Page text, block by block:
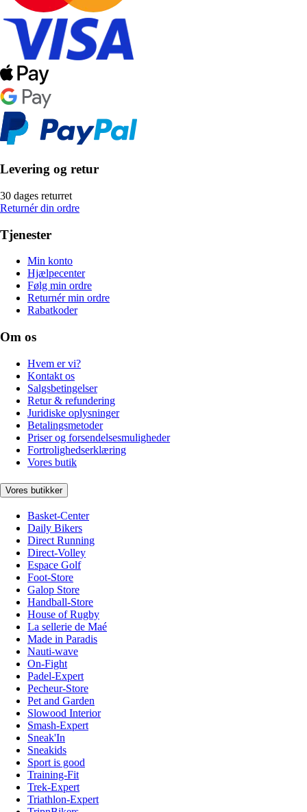
Levering og retur
30 dages returret
Returnér din ordre
Tjenester
Min konto
Hjælpecenter
Følg min ordre
Returnér min ordre
Rabatkoder
Om os
Hvem er vi?
Kontakt os
Salgsbetingelser
Retur & refundering
Juridiske oplysninger
Betalingsmetoder
Priser og forsendelsesmuligheder
Fortrolighedserklæring
Vores butik
Vores butikker
Basket-Center
Daily Bikers
Direct Running
Direct-Volley
Espace Golf
Foot-Store
Galop Store
Handball-Store
House of Rugby
La sellerie de Maé
Made in Paradis
Nauti-wave
On-Fight
Padel-Expert
Pecheur-Store
Pet and Garden
Slowood Interior
Smash-Expert
Sneak'In
Sneakids
Sport is good
Training-Fit
Trek-Expert
Triathlon-Expert